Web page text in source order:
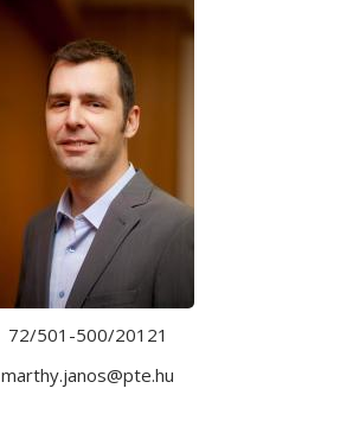
72/501-500/20121
marthy.janos@pte.hu